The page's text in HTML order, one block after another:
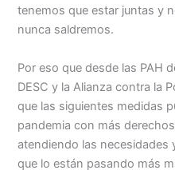
tenemos que estar juntas y
nunca saldremos.
Por eso que desde las PAH
DESC y la Alianza contra la
que las siguientes medidas
pandemia con más
atendiendo las necesidades
que lo están pasando más